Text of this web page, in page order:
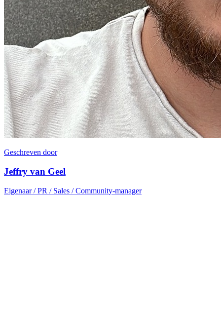
Geschreven door
Jeffry van Geel
Eigenaar / PR / Sales / Community-manager